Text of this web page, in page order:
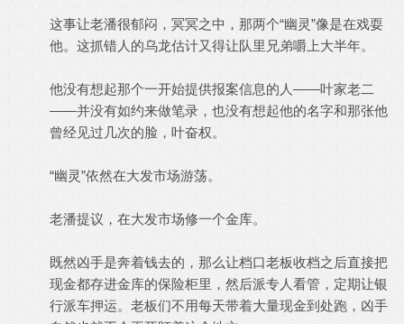
这事让老潘很郁闷，冥冥之中，那两个“幽灵”像是在戏耍
他。这抓错人的乌龙估计又得让队里兄弟嚼上大半年。
他没有想起那个一开始提供报案信息的人——叶家老二
——并没有如约来做笔录，也没有想起他的名字和那张他
曾经见过几次的脸，叶奋权。
“幽灵”依然在大发市场游荡。
老潘提议，在大发市场修一个金库。
既然凶手是奔着钱去的，那么让档口老板收档之后直接把
现金都存进金库的保险柜里，然后派专人看管，定期让银
行派车押运。老板们不用每天带着大量现金到处跑，凶手